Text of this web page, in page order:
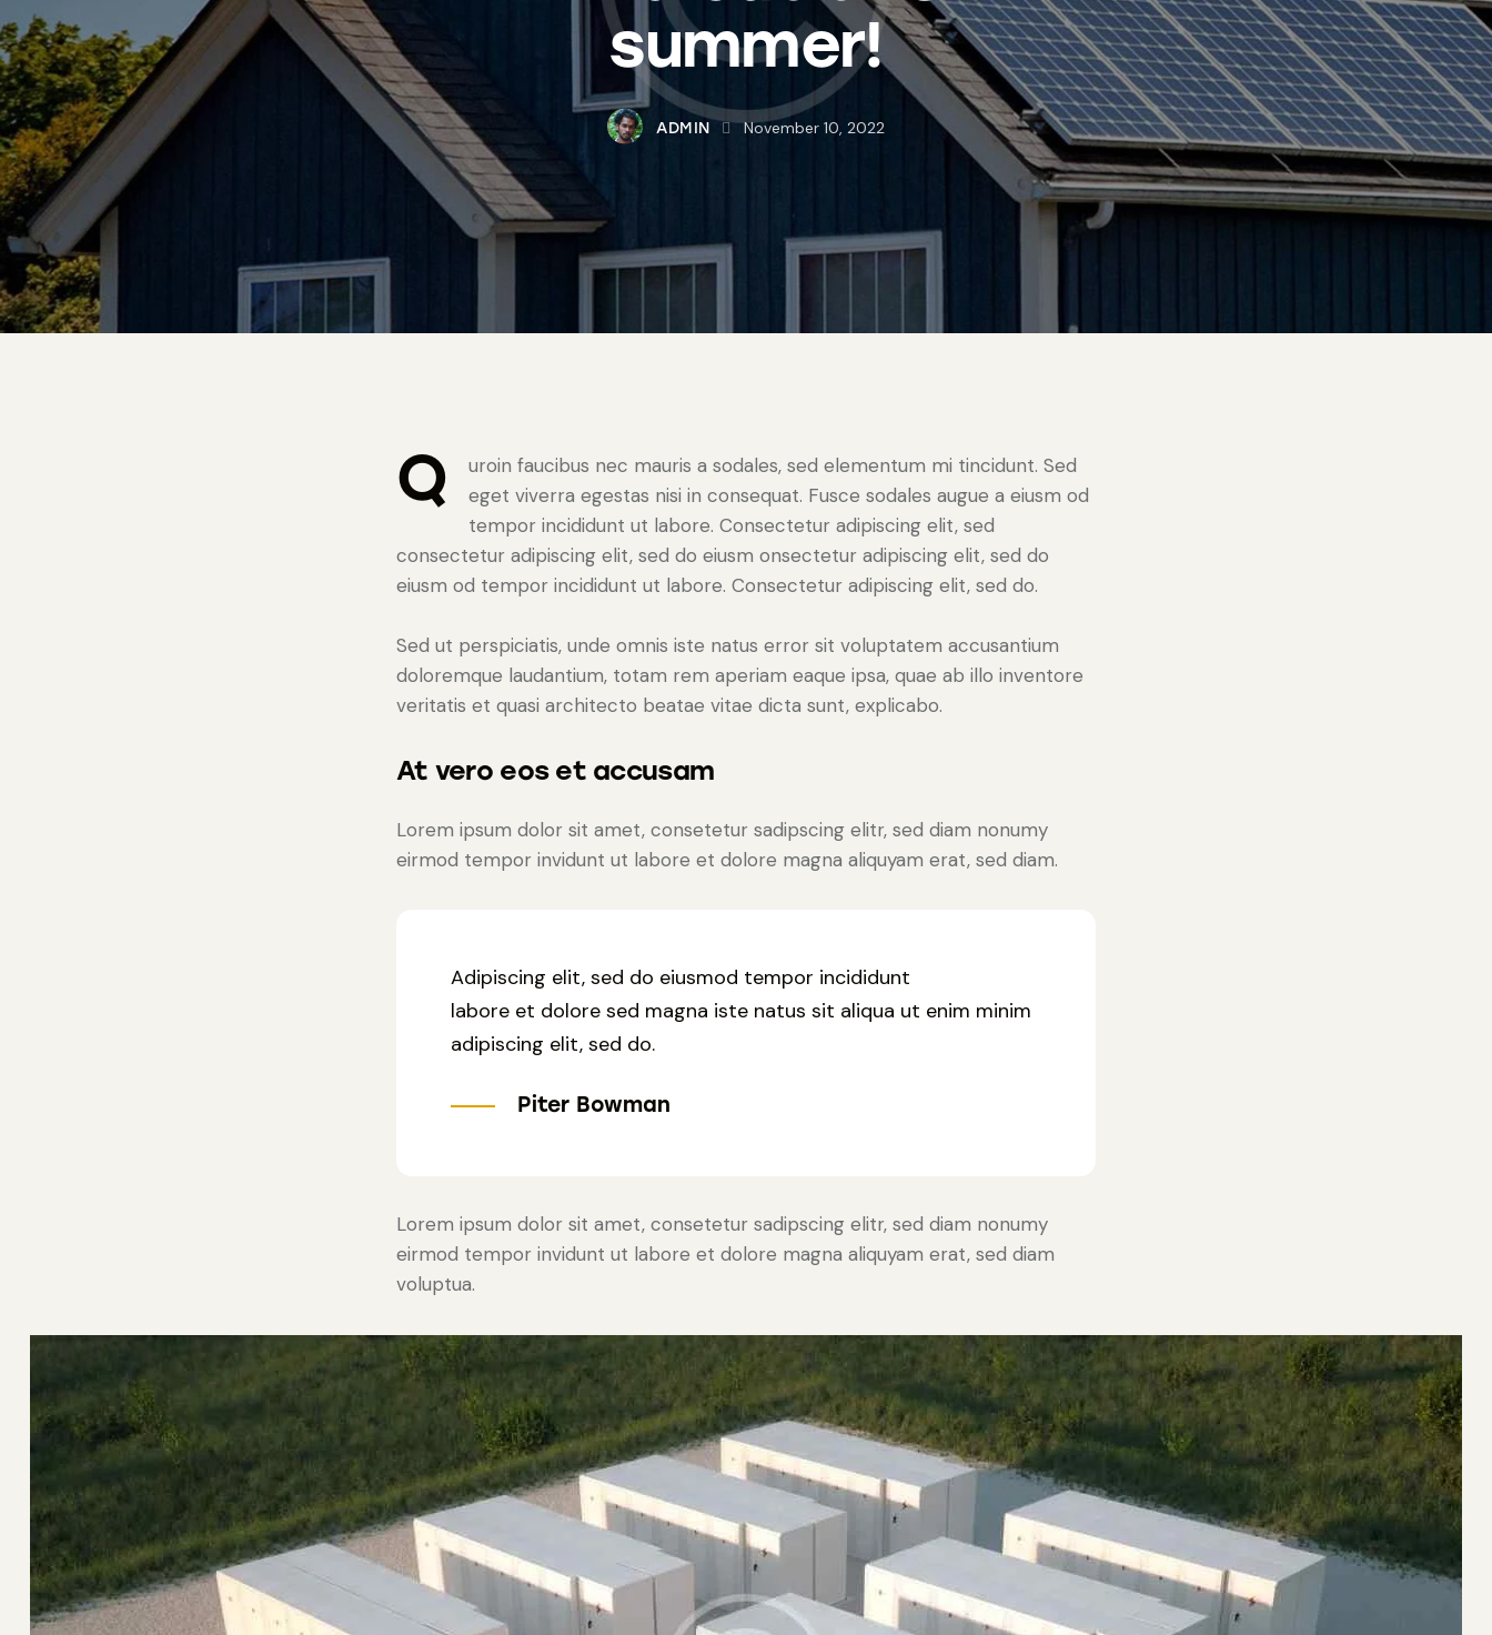
summer!
ADMIN November 10, 2022
Q
uroin faucibus nec mauris a sodales, sed elementum mi tincidunt. Sed
eget viverra egestas nisi in consequat. Fusce sodales augue a eiusm od
tempor incididunt ut labore. Consectetur adipiscing elit, sed
consectetur adipiscing elit, sed do eiusm onsectetur adipiscing elit, sed do
eiusm od tempor incididunt ut labore. Consectetur adipiscing elit, sed do.
Sed ut perspiciatis, unde omnis iste natus error sit voluptatem accusantium
doloremque laudantium, totam rem aperiam eaque ipsa, quae ab illo inventore
veritatis et quasi architecto beatae vitae dicta sunt, explicabo.
At vero eos et accusam
Lorem ipsum dolor sit amet, consetetur sadipscing elitr, sed diam nonumy
eirmod tempor invidunt ut labore et dolore magna aliquyam erat, sed diam.
Adipiscing elit, sed do eiusmod tempor incididunt
labore et dolore sed magna iste natus sit aliqua ut enim minim
adipiscing elit, sed do.
Piter Bowman
Lorem ipsum dolor sit amet, consetetur sadipscing elitr, sed diam nonumy
eirmod tempor invidunt ut labore et dolore magna aliquyam erat, sed diam
voluptua.